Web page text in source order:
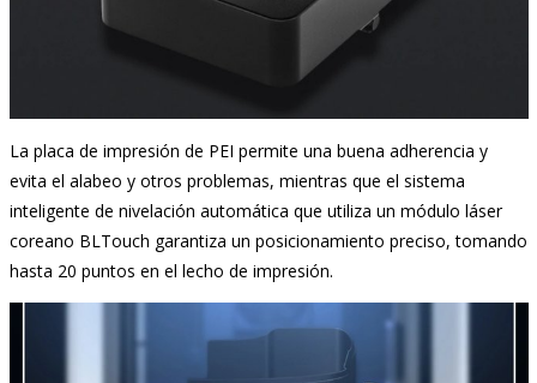
La placa de impresión de PEI permite una buena adherencia y
evita el alabeo y otros problemas, mientras que el sistema
inteligente de nivelación automática que utiliza un módulo láser
coreano BLTouch garantiza un posicionamiento preciso, tomando
hasta 20 puntos en el lecho de impresión.